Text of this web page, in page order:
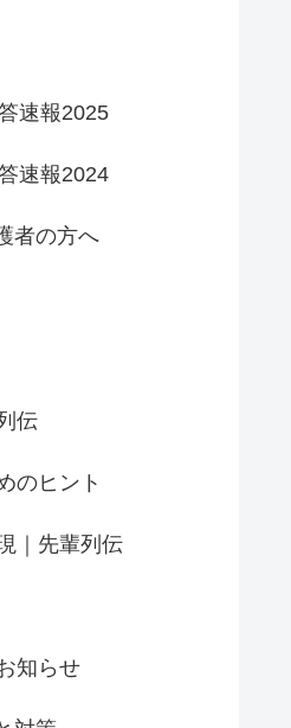
速報2025
速報2024
者の方へ
伝
のヒント
｜先輩列伝
知らせ